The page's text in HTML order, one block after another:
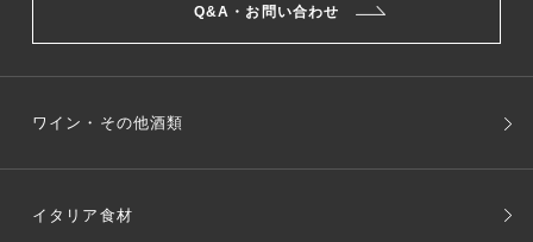
Q&A・お問い合わせ
ワイン・その他酒類
イタリア食材